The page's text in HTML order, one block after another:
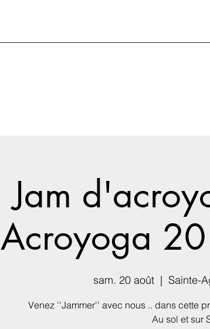
Jam
Acroyoga
sam. 20 août
  |
Sainte-
Venez ''Jammer'' avec nous .. dans cette
Au sol et sur